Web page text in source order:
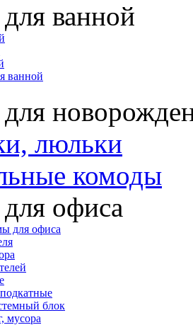
ванной
ванной
люльки
комоды
офиса
для офиса
блок
мусора